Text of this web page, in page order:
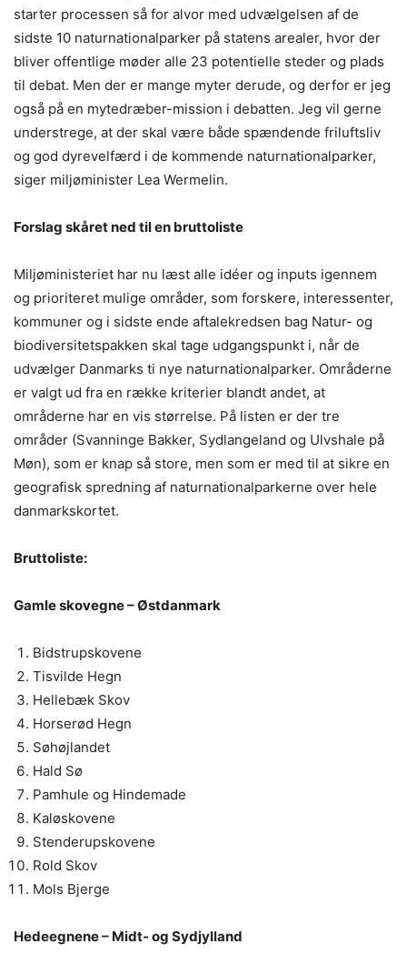
starter processen så for alvor med udvælgelsen af de
sidste 10 naturnationalparker på statens arealer, hvor der
bliver offentlige møder alle 23 potentielle steder og plads
til debat. Men der er mange myter derude, og derfor er jeg
også på en mytedræber-mission i debatten. Jeg vil gerne
understrege, at der skal være både spændende friluftsliv
og god dyrevelfærd i de kommende naturnationalparker,
siger miljøminister Lea Wermelin.
Forslag skåret ned til en bruttoliste
Miljøministeriet har nu læst alle idéer og inputs igennem
og prioriteret mulige områder, som forskere, interessenter,
kommuner og i sidste ende aftalekredsen bag Natur- og
biodiversitetspakken skal tage udgangspunkt i, når de
udvælger Danmarks ti nye naturnationalparker. Områderne
er valgt ud fra en række kriterier blandt andet, at
områderne har en vis størrelse. På listen er der tre
områder (Svanninge Bakker, Sydlangeland og Ulvshale på
Møn), som er knap så store, men som er med til at sikre en
geografisk spredning af naturnationalparkerne over hele
danmarkskortet.
Bruttoliste:
Gamle skovegne – Østdanmark
Bidstrupskovene
Tisvilde Hegn
Hellebæk Skov
Horserød Hegn
Søhøjlandet
Hald Sø
Pamhule og Hindemade
Kaløskovene
Stenderupskovene
Rold Skov
Mols Bjerge
Hedeegnene – Midt- og Sydjylland